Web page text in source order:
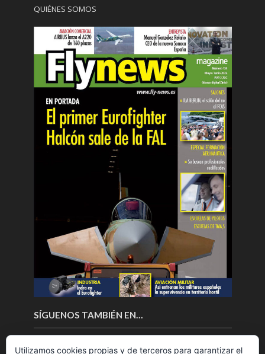
QUIÉNES SOMOS
SÍGUENOS TAMBIÉN EN…
Utilizamos cookies propias y de terceros para garantizar el